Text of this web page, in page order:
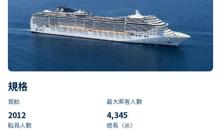
規格
首航
2012
最大乘客人數
4,345
船員人數 總長（米）